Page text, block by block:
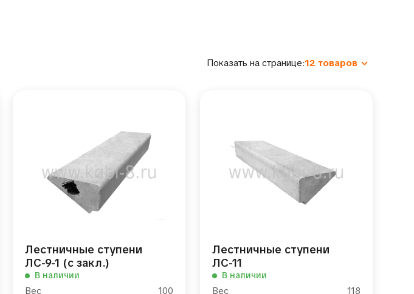
Показать на странице:12 товаров
Лестничные ступени
ЛС-9-1 (с закл.)
В наличии
Вес
100
Лестничные ступени
ЛС-11
В наличии
Вес
118